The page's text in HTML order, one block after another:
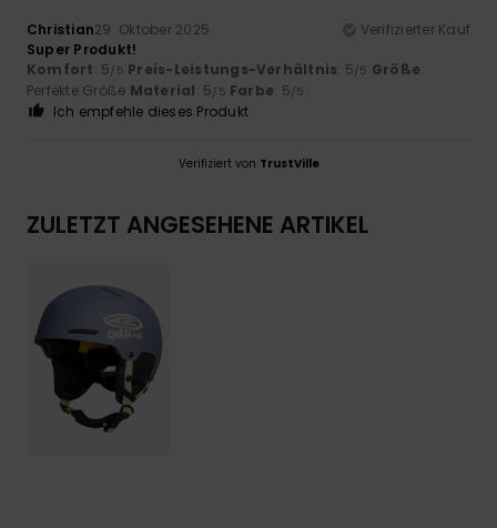
Christian29. Oktober 2025
Verifizierter Kauf
Super Produkt!
Komfort: 5/5 Preis-Leistungs-Verhältnis: 5/5 Größe:
Perfekte Größe Material: 5/5 Farbe: 5/5
Ich empfehle dieses Produkt
Verifiziert von TrustVille
ZULETZT ANGESEHENE ARTIKEL